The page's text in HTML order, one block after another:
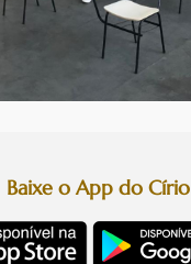
Baixe o App do Círio